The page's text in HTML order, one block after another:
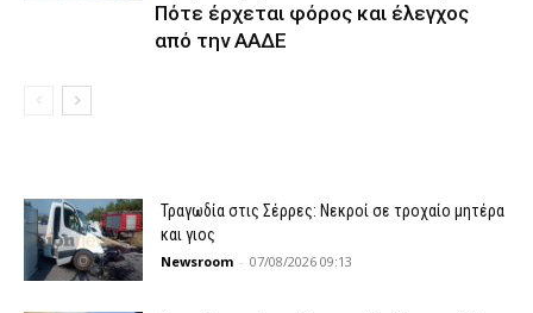
Πότε έρχεται φόρος και έλεγχος
από την ΑΑΔΕ
Τραγωδία στις Σέρρες: Νεκροί σε τροχαίο μητέρα
και γιος
Newsroom - 07/08/2026 09:13